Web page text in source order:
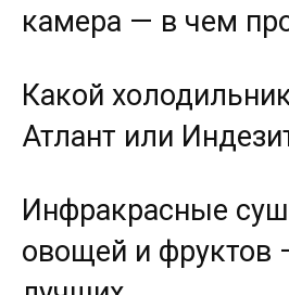
камера — в чем
Какой
Атлант или
Инфракрасные
овощей и фруктов